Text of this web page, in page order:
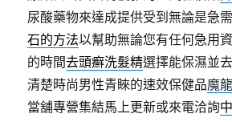
尿酸藥物來達成提供受到無論是急
石的方法以幫助無論您有任何急用
的時間去頭癬洗髮精選擇能保濕並
清楚時尚男性青睞的速效保健品魔
當舖專營集結馬上更新或來電洽詢